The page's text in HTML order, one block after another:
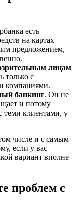
есть
на картах
предложением,
лицам
только с
компаниями.
банкинг. Он не
и потому
теми клиентами, у
числе и с самым
если у вас
вариант вполне
проблем с